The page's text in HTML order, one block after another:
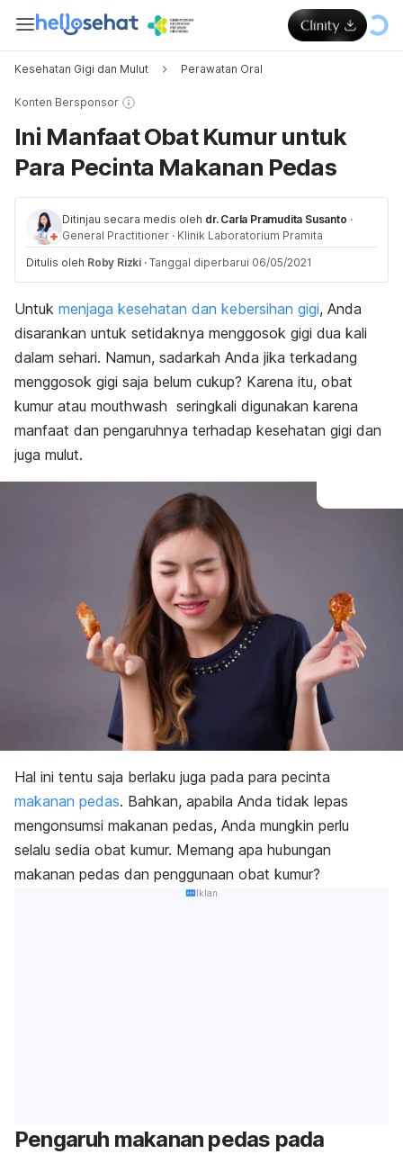
Kesehatan Gigi dan Mulut Perawatan Oral
Konten Bersponsor
Ini Manfaat Obat Kumur untuk
Para Pecinta Makanan Pedas
Ditinjau secara medis oleh dr. Carla Pramudita Susanto ·
General Practitioner · Klinik Laboratorium Pramita
Ditulis oleh Roby Rizki · Tanggal diperbarui 06/05/2021
Untuk menjaga kesehatan dan kebersihan gigi, Anda
disarankan untuk setidaknya menggosok gigi dua kali
dalam sehari. Namun, sadarkah Anda jika terkadang
menggosok gigi saja belum cukup? Karena itu, obat
kumur atau mouthwash seringkali digunakan karena
manfaat dan pengaruhnya terhadap kesehatan gigi dan
juga mulut.
Hal ini tentu saja berlaku juga pada para pecinta
makanan pedas. Bahkan, apabila Anda tidak lepas
mengonsumsi makanan pedas, Anda mungkin perlu
selalu sedia obat kumur. Memang apa hubungan
makanan pedas dan penggunaan obat kumur?
Iklan
Pengaruh makanan pedas pada